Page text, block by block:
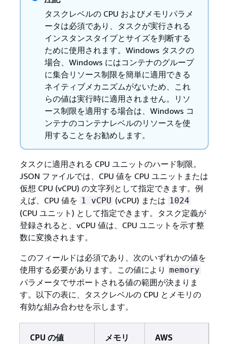
タスクレベルの CPU およびメモリパラメ
ータは必須であり、タスクが実行される
インスタンスタイプとサイズを判断する
ために使用されます。Windows タスクの
場合、Windows にはコンテナのグループ
に集合リソース制限を簡単に適用できる
ネイティブメカニズムがないため、これ
らの値は実行時に適用されません。リソ
ース制限を適用する場合は、Windows コ
ンテナのコンテナレベルのリソースを使
用することをお勧めします。
タスクに適用される CPU ユニットのハード制限。
JSON ファイルでは、CPU 値を CPU ユニットまたは
仮想 CPU (vCPU) の文字列として指定できます。例
えば、CPU 値を 1 vCPU (vCPU) または 1024
(CPU ユニット) として指定できます。タスク定義が
登録されると、vCPU 値は、CPU ユニットを示す整
数に変換されます。
このフィールドは必須であり、次のいずれかの値を
使用する必要があります。この値により memory
パラメータでサポートされる値の範囲が決まりま
す。以下の表に、タスクレベルの CPU とメモリの
有効な組み合わせを示します。
CPU の値
メモリ
AWS